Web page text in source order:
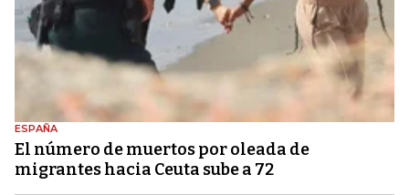
ESPAÑA
El número de muertos por oleada de
migrantes hacia Ceuta sube a 72